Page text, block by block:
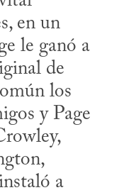
en un
le ganó a
de
los
y Page
a